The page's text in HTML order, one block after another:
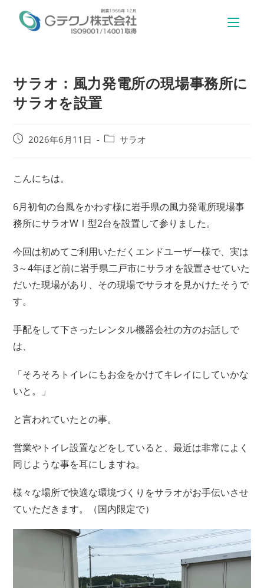
サラオ：風力発電所の現場事務所に
サラオを設置
2026年6月11日 サラオ
こんにちは。
6月初旬の台風をかわす様に岩手県の風力発電所現場事
務所にサラオWⅠ型2台を設置して参りました。
今回は初めてご利用いただくエンドユーザー様で、実は
3～4年ほど前に岩手県二戸市にサラオを設置させていた
だいた現場があり、その現場でサラオを見かけたそうで
す。
手配をして下さったレンタル機器会社の方のお話しで
は、
「そろそろトイレにもお金をかけてキレイにしていかな
いと。」
と言われていたとの事。
営業やトイレ設置などをしていると、最近は非常によく
同じような事を耳にしますね。
様々な場所で快適な環境づくりをサラオがお手伝いさせ
ていただきます。（国内限定で）